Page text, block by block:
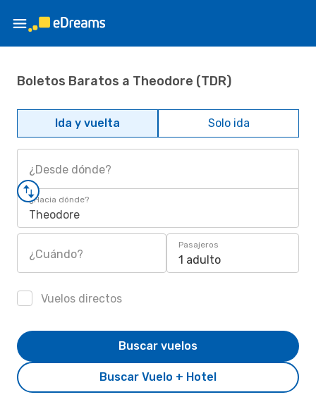
Boletos Baratos a Theodore (TDR)
Ida y vuelta Solo ida
¿Desde dónde?
¿Hacia dónde?
Theodore
¿Cuándo?
Pasajeros
1 adulto
Vuelos directos
Buscar Vuelo + Hotel
Buscar vuelos